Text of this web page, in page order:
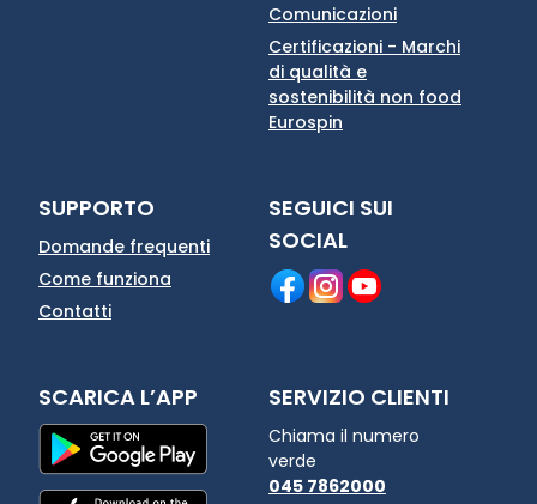
Comunicazioni
Certificazioni - Marchi
di qualità e
sostenibilità non food
Eurospin
SUPPORTO
Domande frequenti
Come funziona
Contatti
SEGUICI SUI
SOCIAL
SCARICA L’APP SERVIZIO CLIENTI
Chiama il numero
verde
045 7862000